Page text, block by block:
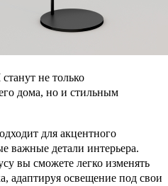
станут не только
дома, но и стильным
для акцентного
важные детали интерьера.
вы сможете легко изменять
адаптируя освещение под свои